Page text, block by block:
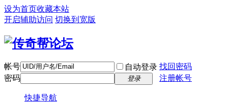
设为首页收藏本站
开启辅助访问 切换到宽版
帐号 自动登录 找回密码
密码
登录 注册帐号
快捷导航